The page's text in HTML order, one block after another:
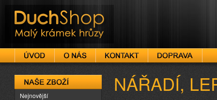
DuchShop
NÁŘADÍ,
Naše zboží
Nejnovější